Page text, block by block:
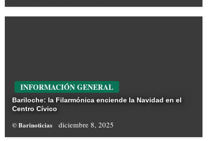
INFORMACIÓN GENERAL
Bariloche: la Filarmónica enciende la Navidad en el
Centro Cívico
© Barinoticias diciembre 8, 2025